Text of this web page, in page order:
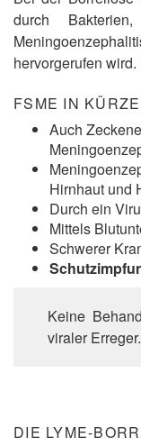
durch
hervorgerufen
FSME IN KÜRZE
Auch
Hirnhaut und
Durch ein
Mittels
Schwerer
Keine
viraler Erreger.
DIE LYME-